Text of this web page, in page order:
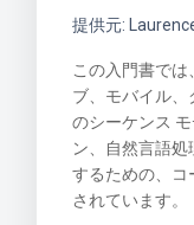
提供元:
この入門書では
ブ、モバイル
のシーケンス
ン、自然言語
するための、コ
されています。